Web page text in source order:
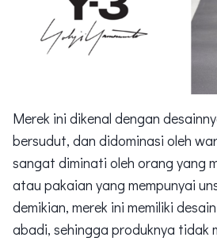
Merek ini dikenal dengan
bersudut, dan didominasi oleh
sangat diminati oleh orang yang
atau pakaian yang mempunyai
demikian, merek ini memiliki
abadi, sehingga produknya tidak